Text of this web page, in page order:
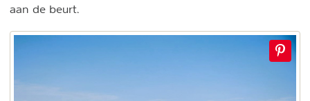
aan de beurt.